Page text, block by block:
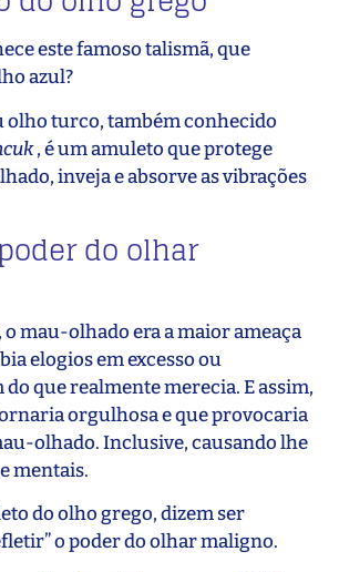
este famoso talismã, que
azul?
olho turco, também conhecido
, é um amuleto que protege
inveja e absorve as vibrações
do olhar
mau-olhado era a maior ameaça
elogios em excesso ou
que realmente merecia. E assim,
orgulhosa e que provocaria
olhado. Inclusive, causando lhe
mentais.
do olho grego, dizem ser
o poder do olhar maligno.